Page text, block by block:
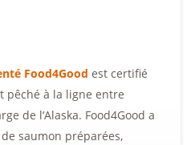
Food4Good est certifié
pêché à la ligne entre
de l‘Alaska. Food4Good a
saumon préparées,